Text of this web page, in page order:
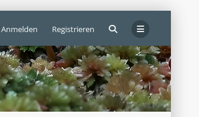
Anmelden Registrieren